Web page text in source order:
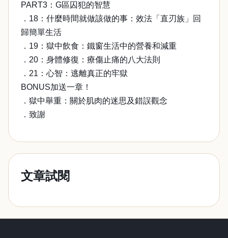
PART3：G區囚犯的智慧
．18：什麼時間就做該做的事：效法「直刃族」回
歸簡單生活
．19：獄中飲食：鐵窗生活中的營養和減重
．20：身體修復：療傷止痛的八大法則
．21：心智：逃離真正的牢獄
BONUS加送一章！
．獄中舉重：關於肌肉的迷思及錯誤觀念
．致謝
文章試閱